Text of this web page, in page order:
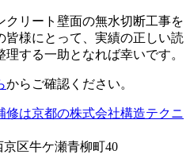
クリート壁面の無水切断工事を
皆様にとって、実績の正しい読
する一助となれば幸いです。
からご確認ください。
は京都の株式会社構造テクニ
区牛ケ瀬青柳町40